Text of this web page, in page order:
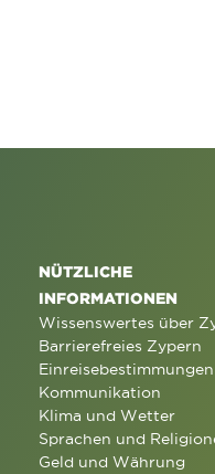
NÜTZLICHE
INFORMATIONEN
Wissenswertes über
Barrierefreies Zypern
Einreisebestimmungen
Kommunikation
Klima und Wetter
Sprachen und
Geld und Währung